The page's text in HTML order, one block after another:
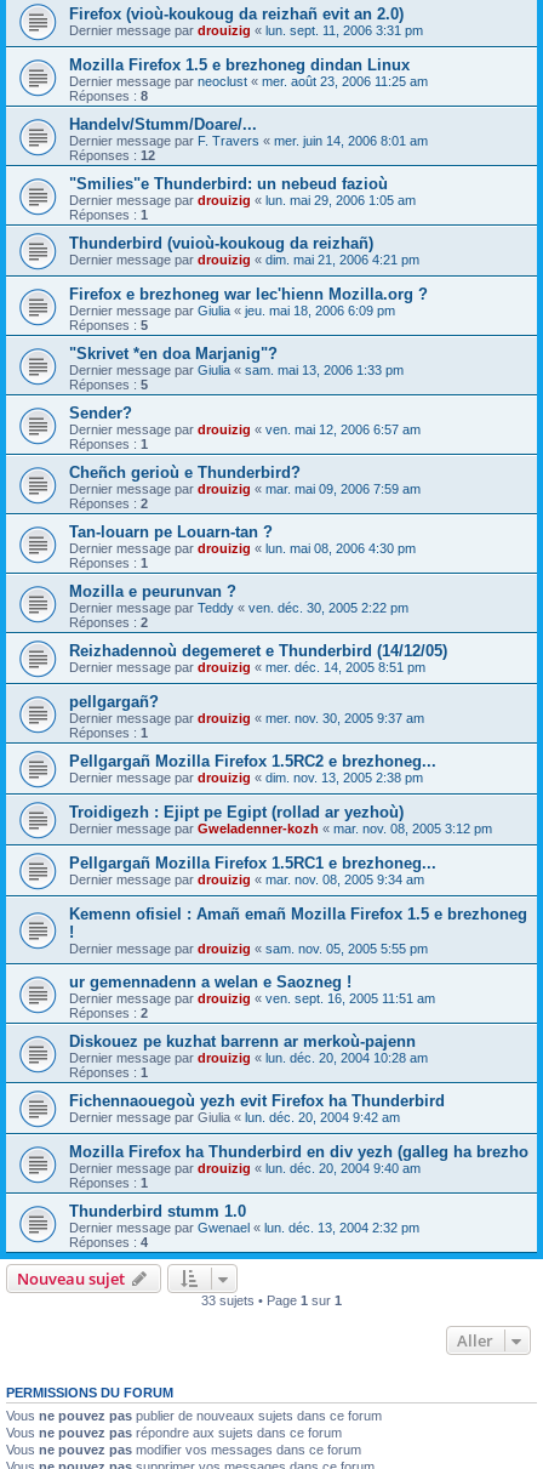
Firefox (vioù-koukoug da reizhañ evit an 2.0)
Dernier message par drouizig « lun. sept. 11, 2006 3:31 pm
Mozilla Firefox 1.5 e brezhoneg dindan Linux
Dernier message par neoclust « mer. août 23, 2006 11:25 am
Réponses : 8
Handelv/Stumm/Doare/...
Dernier message par F. Travers « mer. juin 14, 2006 8:01 am
Réponses : 12
"Smilies"e Thunderbird: un nebeud fazioù
Dernier message par drouizig « lun. mai 29, 2006 1:05 am
Réponses : 1
Thunderbird (vuioù-koukoug da reizhañ)
Dernier message par drouizig « dim. mai 21, 2006 4:21 pm
Firefox e brezhoneg war lec'hienn Mozilla.org ?
Dernier message par Giulia « jeu. mai 18, 2006 6:09 pm
Réponses : 5
"Skrivet *en doa Marjanig"?
Dernier message par Giulia « sam. mai 13, 2006 1:33 pm
Réponses : 5
Sender?
Dernier message par drouizig « ven. mai 12, 2006 6:57 am
Réponses : 1
Cheñch gerioù e Thunderbird?
Dernier message par drouizig « mar. mai 09, 2006 7:59 am
Réponses : 2
Tan-louarn pe Louarn-tan ?
Dernier message par drouizig « lun. mai 08, 2006 4:30 pm
Réponses : 1
Mozilla e peurunvan ?
Dernier message par Teddy « ven. déc. 30, 2005 2:22 pm
Réponses : 2
Reizhadennoù degemeret e Thunderbird (14/12/05)
Dernier message par drouizig « mer. déc. 14, 2005 8:51 pm
pellgargañ?
Dernier message par drouizig « mer. nov. 30, 2005 9:37 am
Réponses : 1
Pellgargañ Mozilla Firefox 1.5RC2 e brezhoneg...
Dernier message par drouizig « dim. nov. 13, 2005 2:38 pm
Troidigezh : Ejipt pe Egipt (rollad ar yezhoù)
Dernier message par Gweladenner-kozh « mar. nov. 08, 2005 3:12 pm
Pellgargañ Mozilla Firefox 1.5RC1 e brezhoneg...
Dernier message par drouizig « mar. nov. 08, 2005 9:34 am
Kemenn ofisiel : Amañ emañ Mozilla Firefox 1.5 e brezhoneg
!
Dernier message par drouizig « sam. nov. 05, 2005 5:55 pm
ur gemennadenn a welan e Saozneg !
Dernier message par drouizig « ven. sept. 16, 2005 11:51 am
Réponses : 2
Diskouez pe kuzhat barrenn ar merkoù-pajenn
Dernier message par drouizig « lun. déc. 20, 2004 10:28 am
Réponses : 1
Fichennaouegoù yezh evit Firefox ha Thunderbird
Dernier message par Giulia « lun. déc. 20, 2004 9:42 am
Mozilla Firefox ha Thunderbird en div yezh (galleg ha brezho
Dernier message par drouizig « lun. déc. 20, 2004 9:40 am
Réponses : 1
Thunderbird stumm 1.0
Dernier message par Gwenael « lun. déc. 13, 2004 2:32 pm
Réponses : 4
Nouveau sujet
33 sujets • Page 1 sur 1
Aller
PERMISSIONS DU FORUM
Vous ne pouvez pas publier de nouveaux sujets dans ce forum
Vous ne pouvez pas répondre aux sujets dans ce forum
Vous ne pouvez pas modifier vos messages dans ce forum